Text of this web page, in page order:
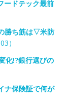
ードテック最前
勝ち筋は▽米防
）
化!?銀行選びの
ナ保険証で何が